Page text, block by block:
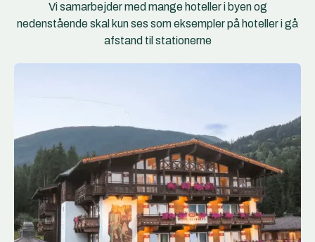
Vi samarbejder med mange hoteller i byen og
nedenstående skal kun ses som eksempler på hoteller i gå
afstand til stationerne